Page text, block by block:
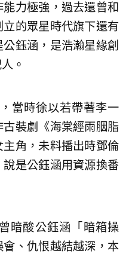
力極強，過去還曾和
的眾星時代旗下還有
鈺涵，是浩瀚星緣創
。
當時徐以若帶著李一
裝劇《海棠經雨胭脂
角，未料播出時鄧倫
是公鈺涵用資源換番
暗酸公鈺涵「暗箱操
、仇恨越結越深，本